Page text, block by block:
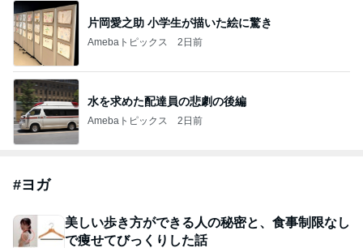
片岡愛之助 小学生が描いた絵に驚き
Amebaトピックス 2日前
水を求めた配達員の悲劇の後編
Amebaトピックス 2日前
#ヨガ
美しい歩き方ができる人の秘密と、食事制限なし
で痩せてびっくりした話